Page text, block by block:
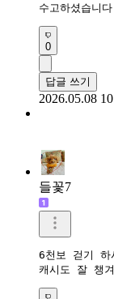
수고하셨습니다
0
답글 쓰기
2026.05.08
들꽃7
6천보 걷기 하
캐시도 잘 챙겨